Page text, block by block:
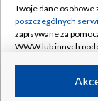
Rada
System NOS
Informacje o
Program dla
Twoje dane osobowe
poszczególnych
zapisywane za
WWW lub innych
ruchu w Internecie.